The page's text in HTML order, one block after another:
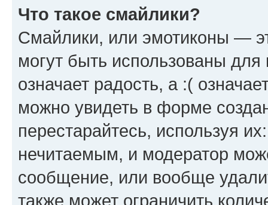
Что такое смайлики?
Смайлики, или эмотиконы —
могут быть использованы
означает радость, а :(
можно увидеть в форме
перестарайтесь, используя
нечитаемым, и модератор
сообщение, или вообще
также может ограничить